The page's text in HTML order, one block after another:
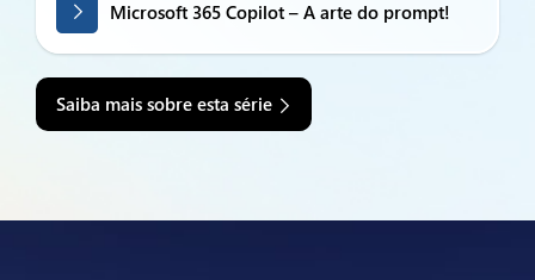
Microsoft 365 Copilot – A arte do prompt!
Saiba mais sobre esta série